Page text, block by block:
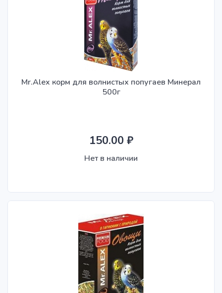
Mr.Alex корм для волнистых попугаев Минерал
500г
150.00 ₽
Нет в наличии